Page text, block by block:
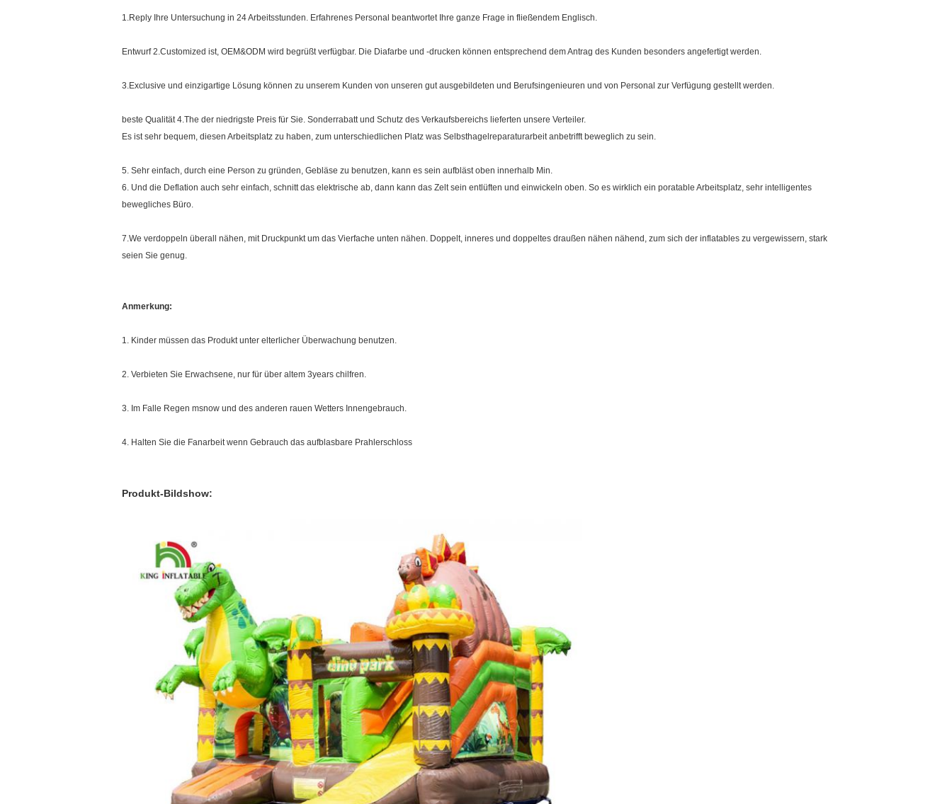
1.Reply Ihre Untersuchung in 24 Arbeitsstunden. Erfahrenes Personal beantwortet Ihre ganze Frage in fließendem Englisch.
Entwurf 2.Customized ist, OEM&ODM wird begrüßt verfügbar. Die Diafarbe und -drucken können entsprechend dem Antrag des Kunden besonders angefertigt werden.
3.Exclusive und einzigartige Lösung können zu unserem Kunden von unseren gut ausgebildeten und Berufsingenieuren und von Personal zur Verfügung gestellt werden.
beste Qualität 4.The der niedrigste Preis für Sie. Sonderrabatt und Schutz des Verkaufsbereichs lieferten unsere Verteiler.
Es ist sehr bequem, diesen Arbeitsplatz zu haben, zum unterschiedlichen Platz was Selbsthagelreparaturarbeit anbetrifft beweglich zu sein.
5. Sehr einfach, durch eine Person zu gründen, Gebläse zu benutzen, kann es sein aufbläst oben innerhalb Min.
6. Und die Deflation auch sehr einfach, schnitt das elektrische ab, dann kann das Zelt sein entlüften und einwickeln oben. So es wirklich ein poratable Arbeitsplatz, sehr intelligentes
bewegliches Büro.
7.We verdoppeln überall nähen, mit Druckpunkt um das Vierfache unten nähen. Doppelt, inneres und doppeltes draußen nähen nähend, zum sich der inflatables zu vergewissern, stark
seien Sie genug.
Anmerkung:
1. Kinder müssen das Produkt unter elterlicher Überwachung benutzen.
2. Verbieten Sie Erwachsene, nur für über altem 3years chilfren.
3. Im Falle Regen msnow und des anderen rauen Wetters Innengebrauch.
4. Halten Sie die Fanarbeit wenn Gebrauch das aufblasbare Prahlerschloss
Produkt-Bildshow: